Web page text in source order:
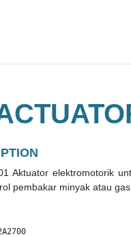
Aktuator elektromotorik
pembakar minyak atau